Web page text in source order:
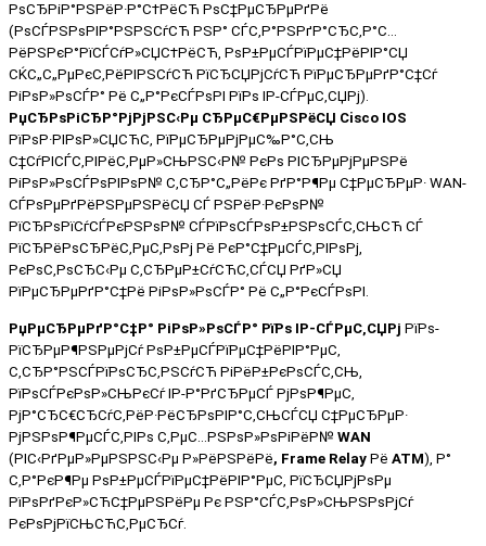
РѕСЂРіР°РЅРёР·Р°С†РёСЋ РѕС‡РµСЂРµРґРё
(РѕСЃРЅРѕРІР°РЅРЅСѓСЋ РЅР° СЃС‚Р°РЅРґР°СЂС‚Р°С…
РёРЅРєР°РїСЃСѓР»СЏС†РёСЋ, РѕР±РµСЃРїРµС‡РёРІР°СЏ
СЌС„С„РµРєС‚РёРІРЅСѓСЋ РїСЂСЏРјСѓСЋ РїРµСЂРµРґР°С‡Сѓ
РіРѕР»РѕСЃР° Рё С„Р°РєСЃРѕРІ РїРѕ IP-СЃРµС‚СЏРј).
РџСЂРѕРіСЂР°РјРјРЅС‹Рµ СЂРµС€РµРЅРёСЏ Cisco IOS
РїРѕР·РІРѕР»СЏСЋС‚ РїРµСЂРµРјРµС‰Р°С‚СЊ
С‡СѓРІСЃС‚РІРёС‚РµР»СЊРЅС‹Р№ РєРѕ РІСЂРµРјРµРЅРё
РіРѕР»РѕСЃРѕРІРѕР№ С‚СЂР°С„РёРє РґР°Р¶Рµ С‡РµСЂРµР· WAN-
СЃРѕРµРґРёРЅРµРЅРёСЏ СЃ РЅРёР·РєРѕР№
РїСЂРѕРїСѓСЃРєРЅРѕР№ СЃРїРѕСЃРѕР±РЅРѕСЃС‚СЊСЋ СЃ
РїСЂРёРѕСЂРёС‚РµС‚РѕРј Рё РєР°С‡РµСЃС‚РІРѕРј,
РєРѕС‚РѕСЂС‹Рµ С‚СЂРµР±СѓСЋС‚СЃСЏ РґР»СЏ
РїРµСЂРµРґР°С‡Рё РіРѕР»РѕСЃР° Рё С„Р°РєСЃРѕРІ.
РџРµСЂРµРґР°С‡Р° РіРѕР»РѕСЃР° РїРѕ IP-СЃРµС‚СЏРј РїРѕ-
РїСЂРµР¶РЅРµРјСѓ РѕР±РµСЃРїРµС‡РёРІР°РµС‚
С‚СЂР°РЅСЃРїРѕСЂС‚РЅСѓСЋ РіРёР±РєРѕСЃС‚СЊ,
РїРѕСЃРєРѕР»СЊРєСѓ IP-Р°РґСЂРµСЃ РјРѕР¶РµС‚
РјР°СЂС€СЂСѓС‚РёР·РёСЂРѕРІР°С‚СЊСЃСЏ С‡РµСЂРµР·
РјРЅРѕР¶РµСЃС‚РІРѕ С‚РµС…РЅРѕР»РѕРіРёР№ WAN
(РІС‹РґРµР»РµРЅРЅС‹Рµ Р»РёРЅРёРё, Frame Relay Рё ATM), Р°
С‚Р°РєР¶Рµ РѕР±РµСЃРїРµС‡РёРІР°РµС‚ РїСЂСЏРјРѕРµ
РїРѕРґРєР»СЋС‡РµРЅРёРµ Рє РЅР°СЃС‚РѕР»СЊРЅРѕРјСѓ
РєРѕРјРїСЊСЋС‚РµСЂСѓ.